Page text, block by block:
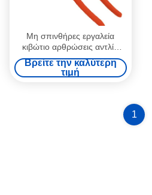
Μη σπινθήρες εργαλεία
κιβώτιο αρθρώσεις αντλία
νερού τεντήρα 10 "
χωρητικότητα ανοίγματος: 32
mm κατάλληλο για την
Βρείτε την καλύτερη
τιμή
1